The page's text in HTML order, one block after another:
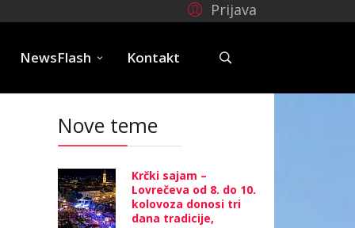
Prijava
NewsFlash Kontakt
Nove teme
Krčki sajam –
Lovrečeva od 8. do 10.
kolovoza donosi tri
dana tradicije,